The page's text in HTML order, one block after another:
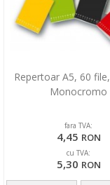
Repertoar A5, 60
Monocromo
fara TVA:
4,45 RON
cu TVA:
5,30 RON